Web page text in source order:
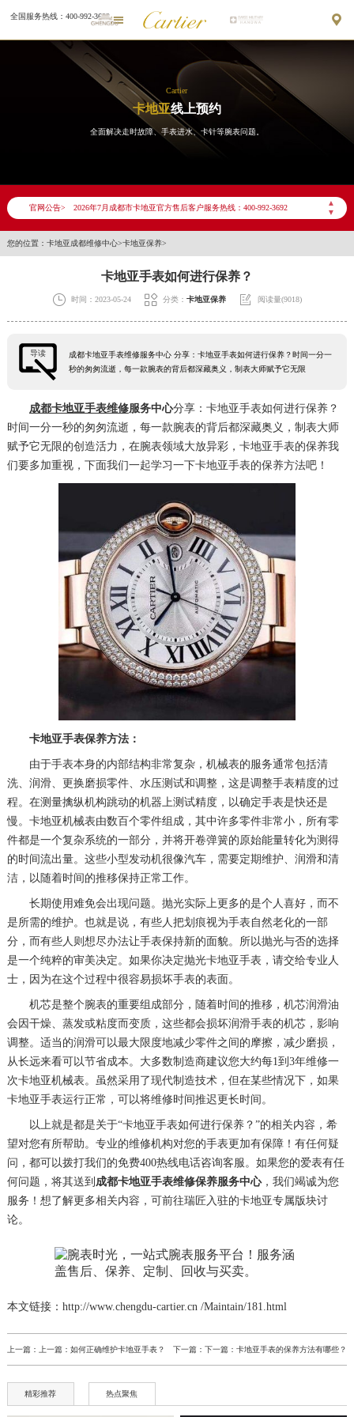
全国服务热线：400-992-3692 
Cartier
卡地亚线上预约
全面解决走时故障、手表进水、卡针等腕表问题。
官网公告>
▲
▼
2026年7月卡地亚售后服务中心最新网点地址：
四川省成都市锦江区人民东路6号SAC东原中心24层2406B室卡地亚售后服务中心（需提前预约）
节假日正常营业！
您的位置： 卡地亚成都维修中心>卡地亚保养>
卡地亚手表如何进行保养？
 时间：2023-05-24  分类： 卡地亚保养  阅读量(9018)
导读
成都卡地亚手表维修服务中心 分享：卡地亚手表如何进行保养？时间一分一
秒的匆匆流逝，每一款腕表的背后都深藏奥义，制表大师赋予它无限
成都卡地亚手表维修服务中心分享：卡地亚手表如何进行保养？
时间一分一秒的匆匆流逝，每一款腕表的背后都深藏奥义，制表大师
赋予它无限的创造活力，在腕表领域大放异彩，卡地亚手表的保养我
们要多加重视，下面我们一起学习一下卡地亚手表的保养方法吧！
卡地亚手表保养方法：
由于手表本身的内部结构非常复杂，机械表的服务通常包括清
洗、润滑、更换磨损零件、水压测试和调整，这是调整手表精度的过
程。在测量擒纵机构跳动的机器上测试精度，以确定手表是快还是
慢。卡地亚机械表由数百个零件组成，其中许多零件非常小，所有零
件都是一个复杂系统的一部分，并将开卷弹簧的原始能量转化为测得
的时间流出量。这些小型发动机很像汽车，需要定期维护、润滑和清
洁，以随着时间的推移保持正常工作。
长期使用难免会出现问题。抛光实际上更多的是个人喜好，而不
是所需的维护。也就是说，有些人把划痕视为手表自然老化的一部
分，而有些人则想尽办法让手表保持新的面貌。所以抛光与否的选择
是一个纯粹的审美决定。如果你决定抛光卡地亚手表，请交给专业人
士，因为在这个过程中很容易损坏手表的表面。
机芯是整个腕表的重要组成部分，随着时间的推移，机芯润滑油
会因干燥、蒸发或粘度而变质，这些都会损坏润滑手表的机芯，影响
调整。适当的润滑可以最大限度地减少零件之间的摩擦，减少磨损，
从长远来看可以节省成本。大多数制造商建议您大约每1到3年维修一
次卡地亚机械表。虽然采用了现代制造技术，但在某些情况下，如果
卡地亚手表运行正常，可以将维修时间推迟更长时间。
以上就是都是关于“卡地亚手表如何进行保养？”的相关内容，希
望对您有所帮助。专业的维修机构对您的手表更加有保障！有任何疑
问，都可以拨打我们的免费400热线电话咨询客服。如果您的爱表有任
何问题，将其送到 成都卡地亚手表维修保养服务中心，我们竭诚为您
服务！想了解更多相关内容，可前往瑞匠入驻的卡地亚专属版块讨
论。
本文链接：http://www.chengdu-cartier.cn /Maintain/181.html
上一篇：上一篇： 如何正确维护卡地亚手表？ 下一篇：下一篇：卡地亚手表的保养方法有哪些？
精彩推荐 热点聚焦